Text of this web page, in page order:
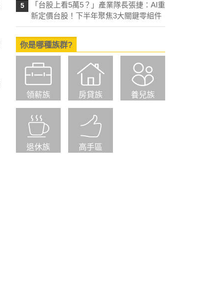
5
「台股上看5萬5？」產業隊長張捷：AI重
新定價台股！下半年聚焦3大關鍵零組件
你是哪種族群?
領薪族 房貸族 養兒族
退休族 高手區